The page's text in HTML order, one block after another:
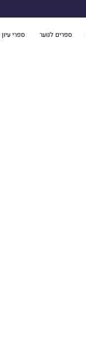
ספרים לנוער ספרי עיון